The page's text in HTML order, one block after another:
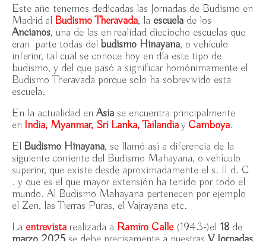
Iconografía en el Arte Budista, UNED / miércoles
9/10-13/11/2024
Introducción al Budismo en la UNED / jueves
3/10-14/11/24
Presentación del libro “Introducción al Budismo –
en 7 temas” / jueves 30 mayo 19:15h, Espacio Ronda
III Jornadas de Budismo en Madrid: Homenaje al
maestro Zen Thich Nhat Hanh / Espacio Ronda,
sábado 2 diciembre 2023
Introducción al Budismo en UNED / jueves
26.10-21.12.23
Iconografía en el Arte Budista / Jardín de la
Compasión, martes 3-31 octubre 2023
Armonización con Cuencos Tibetanos en Jardín de
Este año tenemos dedicadas las Jornadas de Budismo en
Madrid al Budismo Theravada, la escuela de los
Ancianos, una de las en realidad dieciocho escuelas que
eran parte todas del budismo Hinayana, o vehículo
inferior, tal cual se conoce hoy en día este tipo de
budismo, y del que pasó a significar homónimamente el
Budismo Theravada porque solo ha sobrevivido esta
escuela.
En la actualidad en Asia se encuentra principalmente
en India, Myanmar, Sri Lanka, Tailandiay Camboya.
El Budismo Hinayana, se llamó así a diferencia de la
siguiente corriente del Budismo Mahayana, o vehículo
superior, que existe desde aproximadamente el s. II d. C
. y que es el que mayor extensión ha tenido por todo el
mundo. Al Budismo Mahayana pertenecen por ejemplo
el Zen, las Tierras Puras, el Vajrayana etc.
La entrevista realizada a Ramiro Calle(1943-)el 18 de